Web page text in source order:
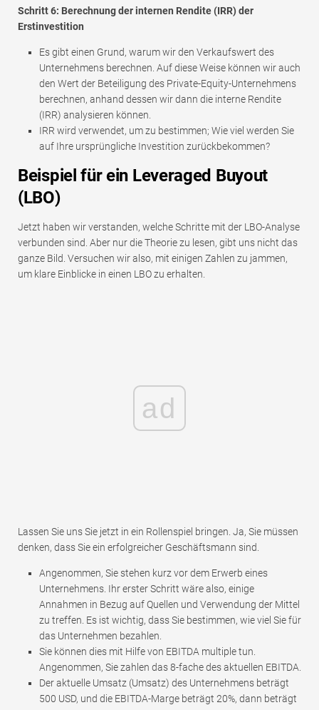
Schritt 6: Berechnung der internen Rendite (IRR) der
Erstinvestition
Es gibt einen Grund, warum wir den Verkaufswert des
Unternehmens berechnen. Auf diese Weise können wir auch
den Wert der Beteiligung des Private-Equity-Unternehmens
berechnen, anhand dessen wir dann die interne Rendite
(IRR) analysieren können.
IRR wird verwendet, um zu bestimmen; Wie viel werden Sie
auf Ihre ursprüngliche Investition zurückbekommen?
Beispiel für ein Leveraged Buyout
(LBO)
Jetzt haben wir verstanden, welche Schritte mit der LBO-Analyse
verbunden sind. Aber nur die Theorie zu lesen, gibt uns nicht das
ganze Bild. Versuchen wir also, mit einigen Zahlen zu jammen,
um klare Einblicke in einen LBO zu erhalten.
ad
Lassen Sie uns Sie jetzt in ein Rollenspiel bringen. Ja, Sie müssen
denken, dass Sie ein erfolgreicher Geschäftsmann sind.
Angenommen, Sie stehen kurz vor dem Erwerb eines
Unternehmens. Ihr erster Schritt wäre also, einige
Annahmen in Bezug auf Quellen und Verwendung der Mittel
zu treffen. Es ist wichtig, dass Sie bestimmen, wie viel Sie für
das Unternehmen bezahlen.
Sie können dies mit Hilfe von EBITDA multiple tun.
Angenommen, Sie zahlen das 8-fache des aktuellen EBITDA.
Der aktuelle Umsatz (Umsatz) des Unternehmens beträgt
500 USD, und die EBITDA-Marge beträgt 20%, dann beträgt